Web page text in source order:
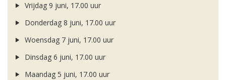
Vrijdag 9 juni, 17.00 uur
Donderdag 8 juni, 17.00 uur
Woensdag 7 juni, 17.00 uur
Dinsdag 6 juni, 17.00 uur
Maandag 5 juni, 17.00 uur